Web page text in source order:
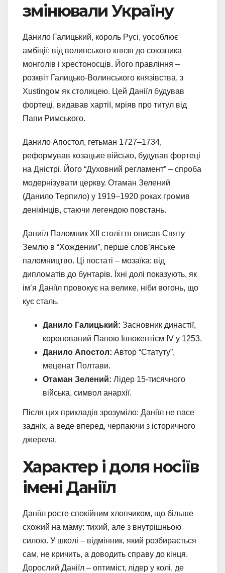
змінювали Україну
Данило Галицький, король Русі, уособлює
амбіції: від волинського князя до союзника
монголів і хрестоносців. Його правління –
розквіт Галицько-Волинського князівства, з
Хustingом як столицею. Цей Даніїл будував
фортеці, видавав хартії, мріяв про титул від
Папи Римського.
Данило Апостол, гетьман 1727–1734,
реформував козацьке військо, будував фортеці
на Дністрі. Його “Духовний регламент” – спроба
модернізувати церкву. Отаман Зелений
(Данило Терпило) у 1919–1920 роках громив
денікінців, стаючи легендою повстань.
Даниїл Паломник XII століття описав Святу
Землю в “Хождении”, перше слов’янське
паломництво. Ці постаті – мозаїка: від
дипломатів до бунтарів. Їхні долі показують, як
ім’я Даніїл провокує на велике, ніби вогонь, що
кує сталь.
Данило Галицький: Засновник династії,
коронований Папою Іннокентієм IV у 1253.
Данило Апостол: Автор “Статуту”,
меценат Полтави.
Отаман Зелений: Лідер 15-тисячного
війська, символ анархії.
Після цих прикладів зрозуміло: Даніїл не пасе
задніх, а веде вперед, черпаючи з історичного
джерела.
Характер і доля носіїв
імені Даніїл
Даніїл росте спокійним хлопчиком, що більше
схожий на маму: тихий, але з внутрішньою
силою. У школі – відмінник, який розбирається
сам, не кричить, а доводить справу до кінця.
Дорослий Даніїл – оптиміст, лідер у колі, де